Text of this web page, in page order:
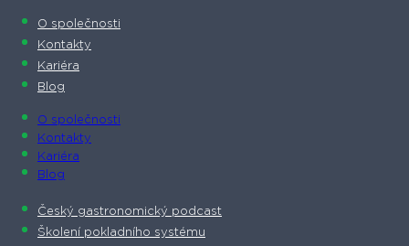
O společnosti​
Kontakty
Kariéra
Blog
O společnosti​
Kontakty
Kariéra
Blog
Český gastronomický podcast​
Školení pokladního systému